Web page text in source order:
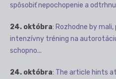
spôsobiť nepochopenie a
24. októbra: Rozhodne by
intenzívny tréning na
schopno...
24. októbra: The article hints